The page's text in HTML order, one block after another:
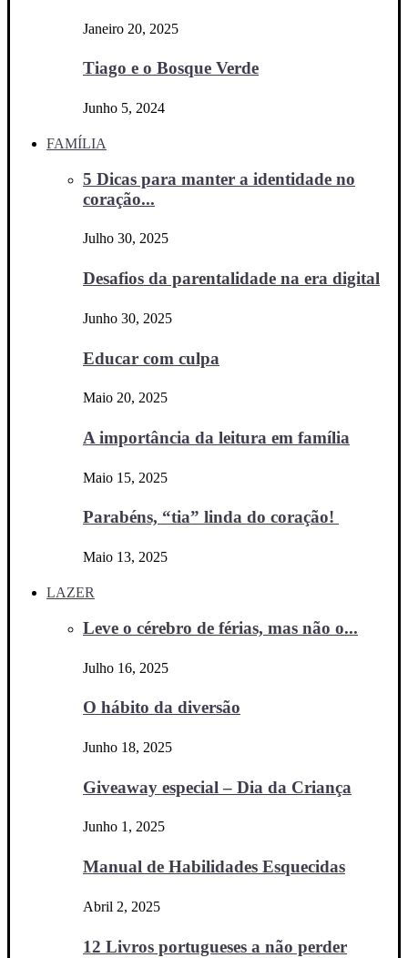
Janeiro 20, 2025
Tiago e o Bosque Verde
Junho 5, 2024
FAMÍLIA
5 Dicas para manter a identidade no
coração...
Julho 30, 2025
Desafios da parentalidade na era digital
Junho 30, 2025
Educar com culpa
Maio 20, 2025
A importância da leitura em família
Maio 15, 2025
Parabéns, “tia” linda do coração!
Maio 13, 2025
LAZER
Leve o cérebro de férias, mas não o...
Julho 16, 2025
O hábito da diversão
Junho 18, 2025
Giveaway especial – Dia da Criança
Junho 1, 2025
Manual de Habilidades Esquecidas
Abril 2, 2025
12 Livros portugueses a não perder